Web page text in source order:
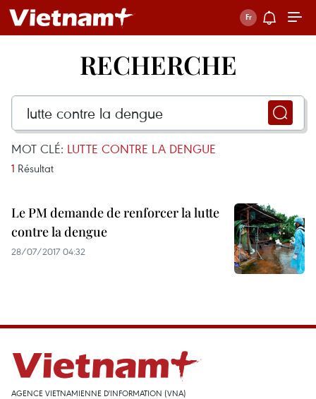
RECHERCHE
MOT CLÉ: LUTTE CONTRE LA DENGUE
1 Résultat
Le PM demande de renforcer la lutte
contre la dengue
28/07/2017 04:32
AGENCE VIETNAMIENNE D'INFORMATION (VNA)